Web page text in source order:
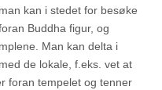
kan i stedet for besøke
Buddha figur, og
Man kan delta i
de lokale, f.eks. vet at
foran tempelet og tenner